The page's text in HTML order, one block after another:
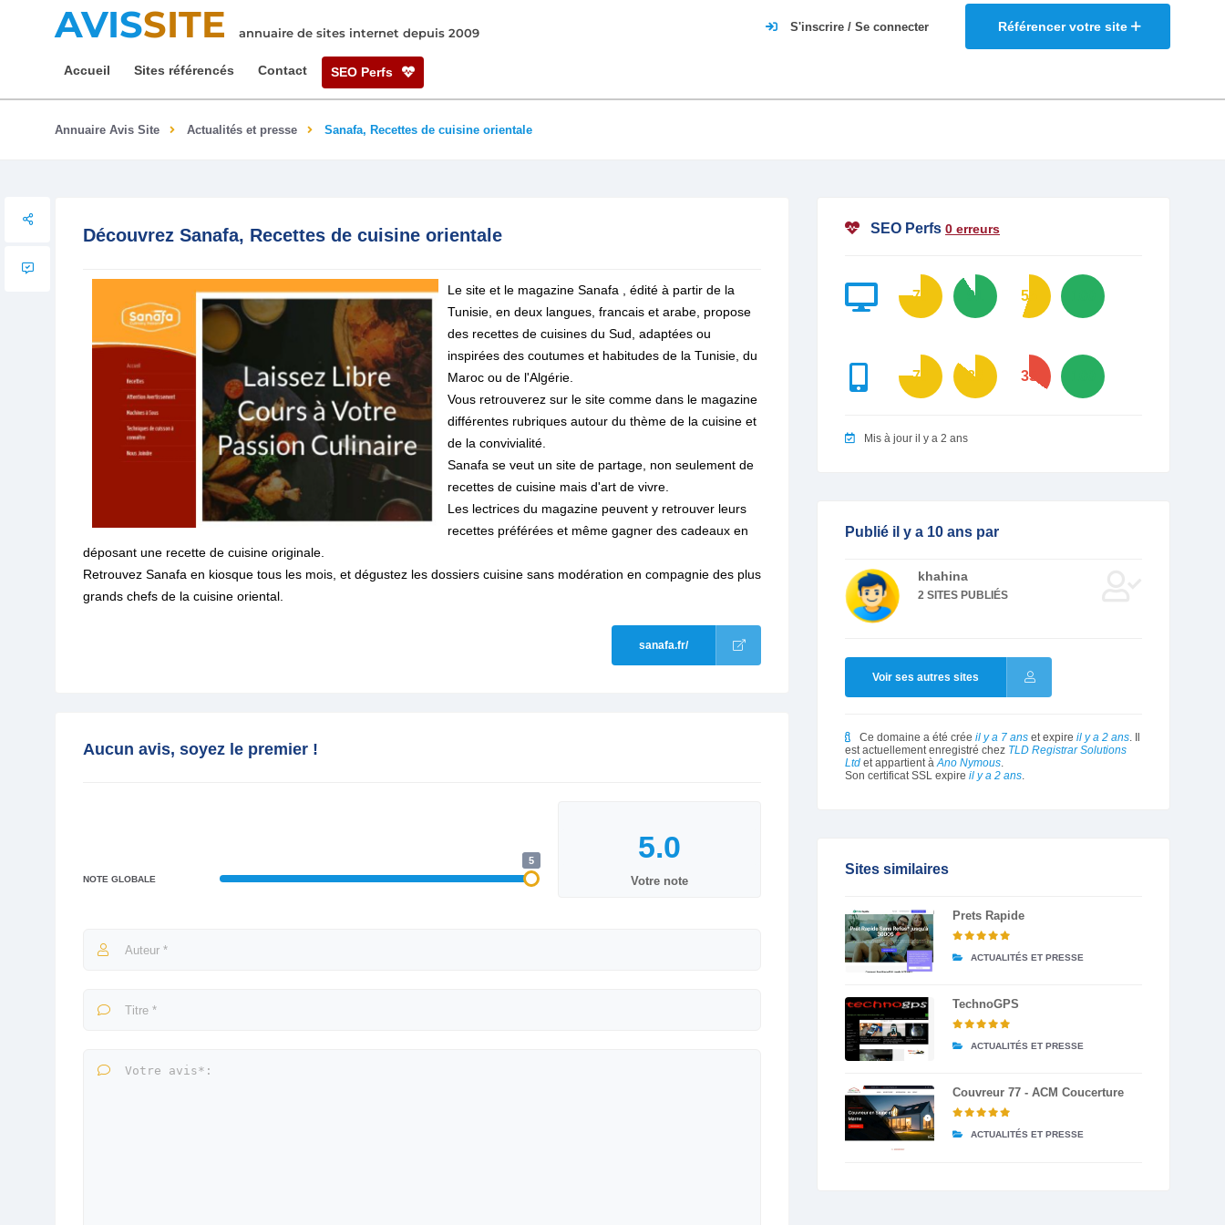
AVISSITE annuaire de sites internet depuis 2009 Référencer votre site
S'inscrire / Se connecter
Accueil Sites référencés Contact SEO Perfs
Annuaire Avis Site Actualités et presse Sanafa, Recettes de cuisine orientale
Découvrez Sanafa, Recettes de cuisine orientale
Le site et le magazine Sanafa , édité à partir de la
Tunisie, en deux langues, francais et arabe, propose
des recettes de cuisines du Sud, adaptées ou
inspirées des coutumes et habitudes de la Tunisie, du
Maroc ou de l'Algérie.
Vous retrouverez sur le site comme dans le magazine
différentes rubriques autour du thème de la cuisine et
de la convivialité.
Sanafa se veut un site de partage, non seulement de
recettes de cuisine mais d'art de vivre.
Les lectrices du magazine peuvent y retrouver leurs
recettes préférées et même gagner des cadeaux en
déposant une recette de cuisine originale.
Retrouvez Sanafa en kiosque tous les mois, et dégustez les dossiers cuisine sans modération en compagnie des plus
grands chefs de la cuisine oriental.
sanafa.fr/
Aucun avis, soyez le premier !
NOTE GLOBALE
5
Votre note
SEO Perfs 0 erreurs
76 91 55
76 86 35
Mis à jour il y a 2 ans
Publié il y a 10 ans par
khahina
2 SITES PUBLIÉS
Voir ses autres sites
Ce domaine a été crée il y a 7 ans et expire il y a 2 ans. Il
est actuellement enregistré chez TLD Registrar Solutions
Ltd et appartient àAno Nymous.
Son certificat SSL expire il y a 2 ans.
Sites similaires
Prets Rapide
ACTUALITÉS ET PRESSE
TechnoGPS
ACTUALITÉS ET PRESSE
Couvreur 77 - ACM Coucerture
ACTUALITÉS ET PRESSE